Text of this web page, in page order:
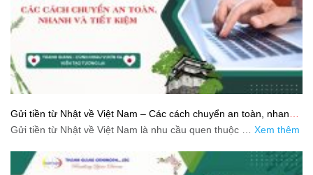
Gửi tiền từ Nhật về Việt Nam – Các cách chuyển an toàn, nhanh
và tiết kiệm
Gửi tiền từ Nhật về Việt Nam là nhu cầu quen thuộc … Xem thêm